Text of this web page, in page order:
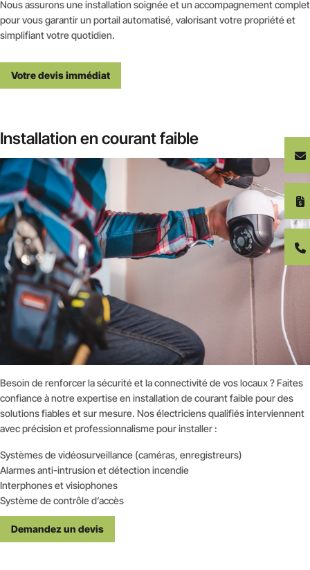
Nous assurons une installation soignée et un accompagnement complet
pour vous garantir un portail automatisé, valorisant votre propriété et
simplifiant votre quotidien.
Votre devis immédiat
Installation en courant faible
Besoin de renforcer la sécurité et la connectivité de vos locaux ? Faites
confiance à notre expertise en installation de courant faible pour des
solutions fiables et sur mesure. Nos électriciens qualifiés interviennent
avec précision et professionnalisme pour installer :
Systèmes de vidéosurveillance (caméras, enregistreurs)
Alarmes anti-intrusion et détection incendie
Interphones et visiophones
Système de contrôle d’accès
Demandez un devis